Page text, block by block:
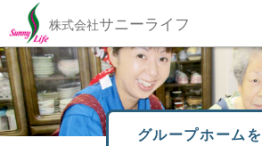
株式会社サニーライフ
グループホームを